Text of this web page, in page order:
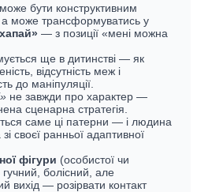
може бути конструктивним
а може трансформуватись у
— з позиції «мені можна
ще в дитинстві — як
відсутність меж і
до маніпуляції.
не завжди про характер —
сценарна стратегія.
саме ці патерни — і людина
своєї ранньої адаптивної
фігури (особистої чи
болісний, але
вихід — розірвати контакт